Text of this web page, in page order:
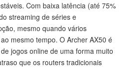
Com baixa latência (até 75%
streaming de séries e
mesmo quando vários
mesmo tempo. O Archer AX50 é
jogos online de uma forma muito
que os routers tradicionais